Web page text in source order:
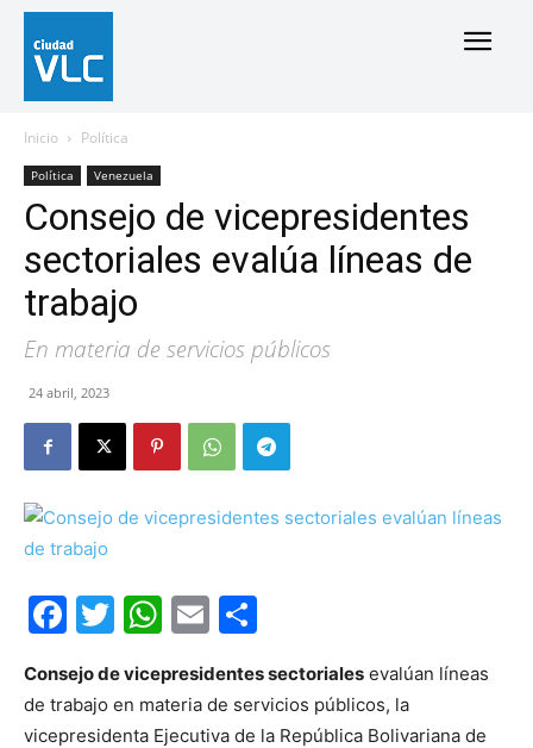
Inicio Política
Política Venezuela
Consejo de vicepresidentes
sectoriales evalúa líneas de
trabajo
En materia de servicios públicos
24 abril, 2023
Facebook
Twitter
WhatsApp
Email
Consejo de vicepresidentes sectoriales evalúan líneas
de trabajo en materia de servicios públicos, la
vicepresidenta Ejecutiva de la República Bolivariana de